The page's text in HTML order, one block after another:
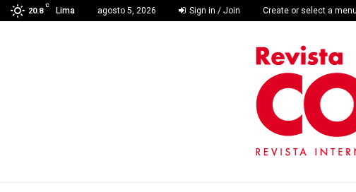
20.8
C
Lima agosto 5, 2026 Sign in / Join Create or select a menu